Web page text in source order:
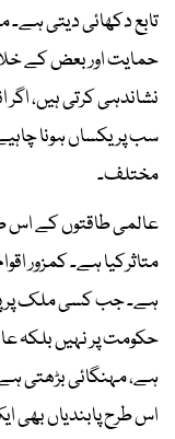
تابع دکھائی دیتی
حمایت اور بعض کے
نشاندہی کرتی ہیں،
سب پر یکساں ہونا
مختلف۔
عالمی طاقتوں کے اس
متاثرکیا ہے۔ کمزور
ہے۔ جب کسی ملک پر
حکومت پر نہیں بلکہ
ہے، مہنگائی بڑھتی
اس طرح پابندیاں بھی